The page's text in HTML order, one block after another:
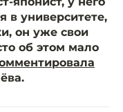
в университете,
он уже свои
об этом мало